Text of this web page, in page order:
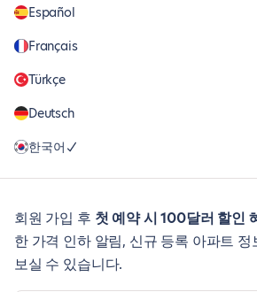
Español
Français
Türkçe
Deutsch
한국어
회원 가입 후 첫 예약 시 100달러 할인
한 가격 인하 알림, 신규 등록 아파트
보실 수 있습니다.